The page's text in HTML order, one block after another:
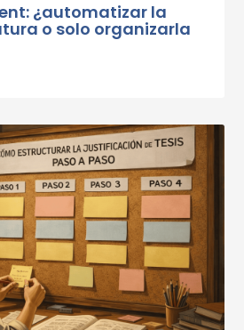
¿automatizar la
o solo organizarla